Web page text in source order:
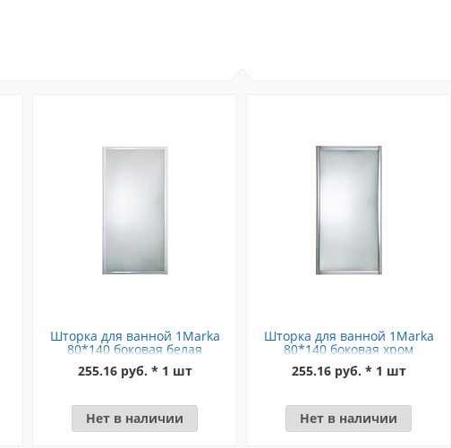
Шторка для ванной 1Marka
80*140 боковая белая
255.16 руб. * 1 шт
Нет в наличии
Шторка для ванной 1Marka
80*140 боковая хром
255.16 руб. * 1 шт
Нет в наличии